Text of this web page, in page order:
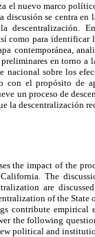
el nuevo marco
discusión se centra en
descentralización.
como para identificar
contemporánea,
en torno a
nacional sobre los
con el propósito de
un proceso de
la descentralización
the impact of the
The
are
of the State
contribute empirical
the following
political and